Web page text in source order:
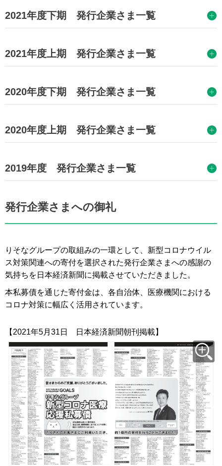
2021年度下期 発行企業さま一覧
2021年度上期 発行企業さま一覧
2020年度下期 発行企業さま一覧
2020年度上期 発行企業さま一覧
2019年度 発行企業さま一覧
発行企業さまへの御礼
りそなグループの取組みの一環として、新型コロナウイル
ス対策関連への寄付を選択された発行企業さまへの感謝の
気持ちを日本経済新聞に掲載させていただきました。
本私募債を通じた寄付金は、各自治体、医療機関における
コロナ対策に幅広く活用されています。
【2021年5月31日 日本経済新聞朝刊掲載】